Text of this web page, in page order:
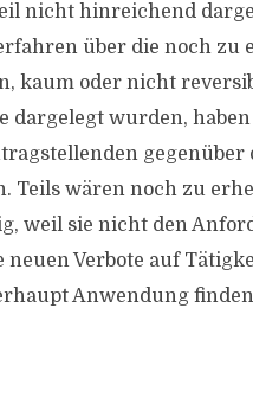
nicht hinreichend
über die noch zu
kaum oder nicht
dargelegt wurden,
gegenüber
Teils wären noch zu
weil sie nicht den
neuen Verbote auf
Anwendung